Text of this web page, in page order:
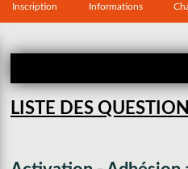
Inscription Informations
LISTE DES